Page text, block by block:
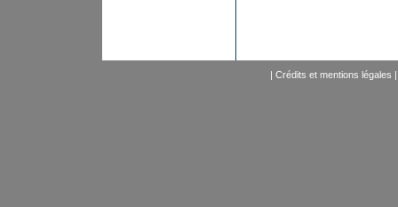
| Crédits et mentions légales